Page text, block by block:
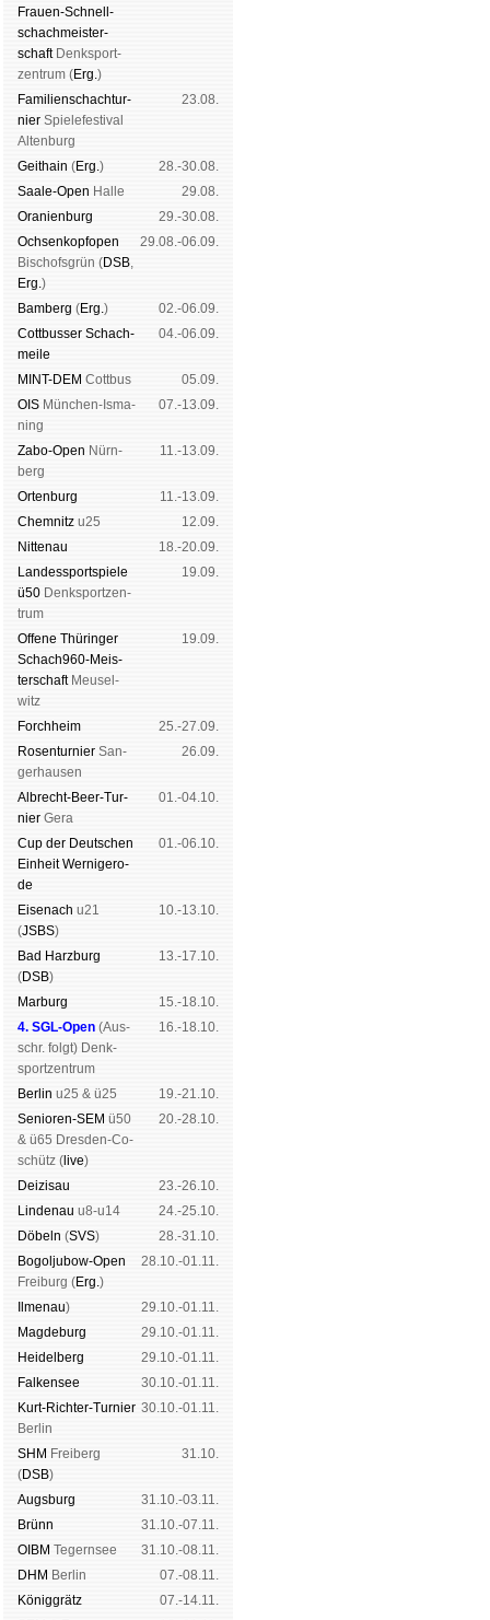
Frauen-Schnell­
schach­meis­ter­
schaftDenk­sport­
zen­trum (Erg.)
Familien­schach­tur­
nier Spiele­fes­ti­val
Al­ten­burg
23.08.
Geit­hain (Erg.)
28.-30.08.
Saale-Open Halle
29.08.
Oranien­burg
29.-30.08.
Och­sen­kopf­open
Bischofs­grün (DSB,
Erg.)
29.08.-06.09.
Bam­berg (Erg.)
02.-06.09.
Cott­busser Schach­
meile
04.-06.09.
MINT-DEM Cott­bus
05.09.
OIS Mün­chen-Is­ma­
ning
07.-13.09.
Zabo-Open Nürn­
berg
11.-13.09.
Orten­burg
11.-13.09.
Chem­nitz u25
12.09.
Nitte­nau
18.-20.09.
Landes­sport­spiele
ü50 Denk­sport­zen­
trum
19.09.
Offene Thü­rin­ger
Schach960-Meis­
ter­schaftMeu­sel­
witz
19.09.
Forch­heim
25.-27.09.
Rosen­tur­nier San­
ger­hau­sen
26.09.
Albrecht-Beer-Tur­
nier Ge­ra
01.-04.10.
Cup der Deut­schen
Ein­heit Wer­ni­ge­ro­
de
01.-06.10.
Eise­nach u21
(JSBS)
10.-13.10.
Bad Harz­burg
(DSB)
13.-17.10.
Mar­burg
15.-18.10.
4. SGL-Open (Aus­
schr. folgt) Denk­
sport­zen­trum
16.-18.10.
Ber­lin u25 & ü25
19.-21.10.
Senioren-SEM ü50
& ü65 Dres­den-Co­
schütz ( live)
20.-28.10.
Dei­zi­sau
23.-26.10.
Lin­de­nau u8-u14
24.-25.10.
Dö­beln (SVS)
28.-31.10.
Bogoljubow-Open
Frei­burg (Erg.)
28.10.-01.11.
Il­me­nau)
29.10.-01.11.
Mag­de­burg
29.10.-01.11.
Hei­del­berg
29.10.-01.11.
Fal­ken­see
30.10.-01.11.
Kurt-Rich­ter-Tur­nier
Ber­lin
30.10.-01.11.
SHM Frei­berg
(DSB)
31.10.
Augs­burg
31.10.-03.11.
Brünn
31.10.-07.11.
OIBM Tegern­see
31.10.-08.11.
DHM Ber­lin
07.-08.11.
König­grätz
07.-14.11.